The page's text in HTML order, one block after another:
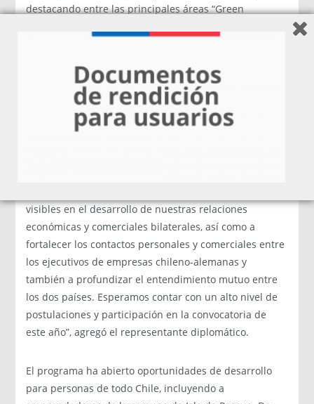
destacando entre las principales áreas “Green
Al respecto, el embajador alemán destacó que gracias
a este programa “surgen cooperaciones duraderas
entre empresas alemanas y chilenas en ámbitos que
van desde la importación y exportación de bienes y
visibles en el desarrollo de nuestras relaciones
económicas y comerciales bilaterales, así como a
fortalecer los contactos personales y comerciales entre
los ejecutivos de empresas chileno-alemanas y
también a profundizar el entendimiento mutuo entre
los dos países. Esperamos contar con un alto nivel de
postulaciones y participación en la convocatoria de
este año”, agregó el representante diplomático.
El programa ha abierto oportunidades de desarrollo
para personas de todo Chile, incluyendo a